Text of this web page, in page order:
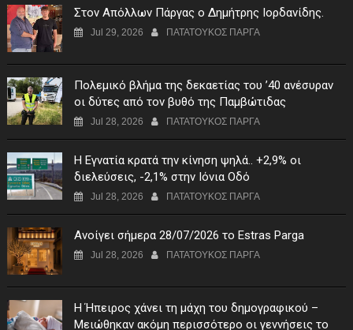
Στον Απόλλων Πάργας ο Δημήτρης Ιορδανίδης.
Jul 29, 2026 ΠΑΤΑΤΟΥΚΟΣ ΠΑΡΓΑ
Πολεμικό βλήμα της δεκαετίας του ’40 ανέσυραν
οι δύτες από τον βυθό της Παμβώτιδας
Jul 28, 2026 ΠΑΤΑΤΟΥΚΟΣ ΠΑΡΓΑ
Η Εγνατία κρατά την κίνηση ψηλά.. +2,9% οι
διελεύσεις, -2,1% στην Ιόνια Οδό
Jul 28, 2026 ΠΑΤΑΤΟΥΚΟΣ ΠΑΡΓΑ
Ανοίγει σήμερα 28/07/2026 το Estras Parga
Jul 28, 2026 ΠΑΤΑΤΟΥΚΟΣ ΠΑΡΓΑ
Η Ήπειρος χάνει τη μάχη του δημογραφικού –
Μειώθηκαν ακόμη περισσότερο οι γεννήσεις το